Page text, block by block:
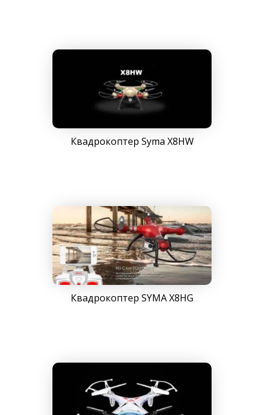
Квадрокоптер Syma X8HW
Квадрокоптер SYMA X8HG